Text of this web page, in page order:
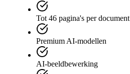
Tot 46 pagina's per document
Premium AI-modellen
AI-beeldbewerking